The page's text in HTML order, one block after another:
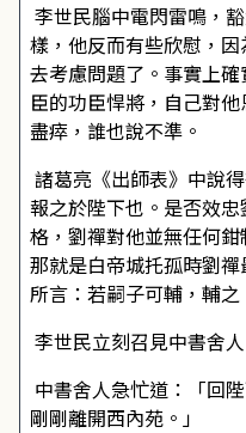
李世民腦中電閃雷鳴，
樣，他反而有些欣慰，
去考慮問題了。事實上
臣的功臣悍將，自己對
盡瘁，誰也說不準。
諸葛亮《出師表》中說
報之於陛下也。是否效
格，劉禪對他並無任何鉗
那就是白帝城托孤時劉
所言：若嗣子可輔，輔
李世民立刻召見中書舍
中書舍人急忙道：「回
剛剛離開西內苑。」